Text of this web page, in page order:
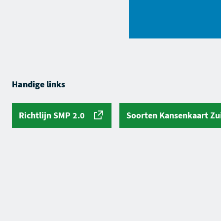
Handige links
Richtlijn SMP 2.0 Deze link opent in een nieuw
Soorten Kansenkaart